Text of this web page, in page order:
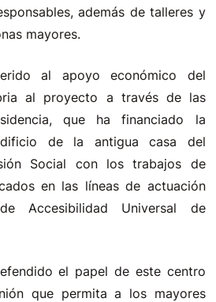
además de talleres y
mayores.
al apoyo económico del
al proyecto a través de las
que ha financiado la
de la antigua casa del
Social con los trabajos de
en las líneas de actuación
Accesibilidad Universal de
el papel de este centro
que permita a los mayores